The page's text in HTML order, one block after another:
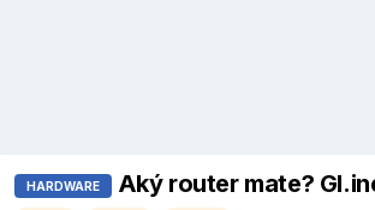
HARDWARE Aký router mate?